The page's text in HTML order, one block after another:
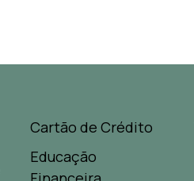
Cartão de Crédito
Educação